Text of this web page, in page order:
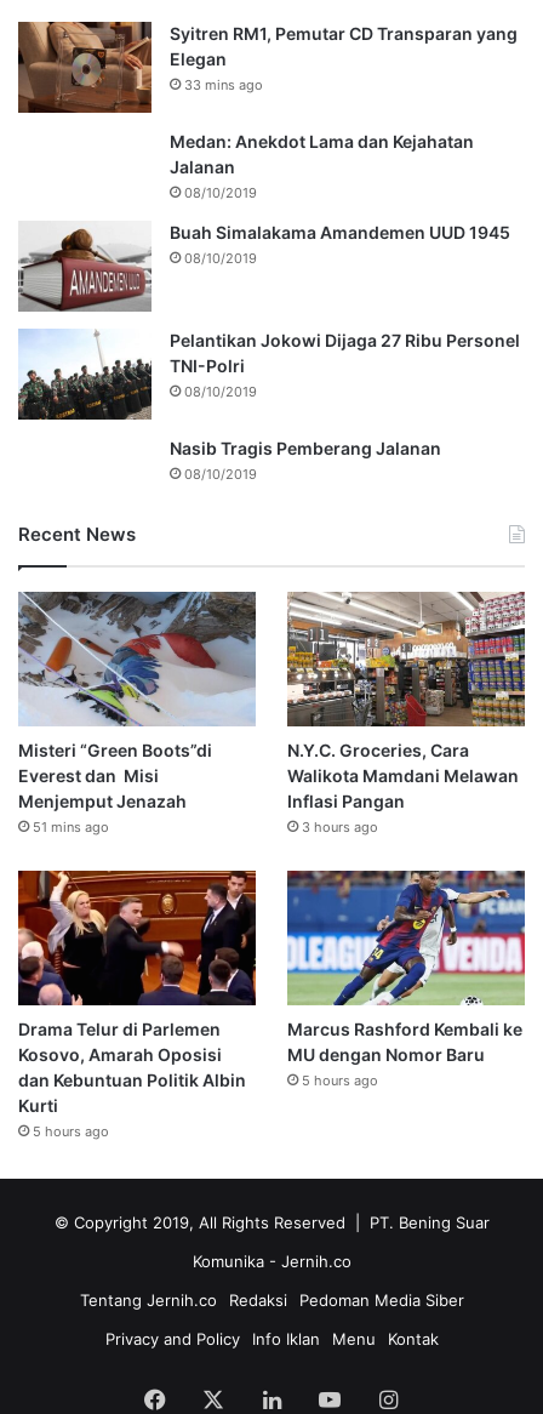
Syitren RM1, Pemutar CD Transparan yang
Elegan
33 mins ago
Medan: Anekdot Lama dan Kejahatan
Jalanan
08/10/2019
Buah Simalakama Amandemen UUD 1945
08/10/2019
Pelantikan Jokowi Dijaga 27 Ribu Personel
TNI-Polri
08/10/2019
Nasib Tragis Pemberang Jalanan
08/10/2019
Recent News
Misteri “Green Boots”di
Everest dan Misi
Menjemput Jenazah
51 mins ago
N.Y.C. Groceries, Cara
Walikota Mamdani Melawan
Inflasi Pangan
3 hours ago
Drama Telur di Parlemen
Kosovo, Amarah Oposisi
dan Kebuntuan Politik Albin
Kurti
5 hours ago
Marcus Rashford Kembali ke
MU dengan Nomor Baru
5 hours ago
© Copyright 2019, All Rights Reserved | PT. Bening Suar
Komunika - Jernih.co
Tentang Jernih.co
Redaksi
Pedoman Media Siber
Privacy and Policy
Info Iklan Menu Kontak
Facebook LinkedInYouTubeInstagram